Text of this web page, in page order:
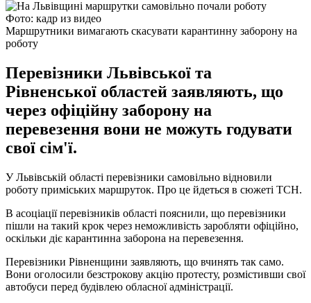
Фото: кадр из видео
Маршрутники вимагають скасувати карантинну заборону на
роботу
Перевізники Львівської та
Рівненської областей заявляють, що
через офіційну заборону на
перевезення вони не можуть годувати
свої сім'ї.
У Львівській області перевізники самовільно відновили
роботу приміських маршруток. Про це йдеться в сюжеті ТСН.
В асоціації перевізників області пояснили, що перевізники
пішли на такий крок через неможливість заробляти офіційно,
оскільки діє карантинна заборона на перевезення.
Перевізники Рівненщини заявляють, що вчинять так само.
Вони оголосили безстрокову акцію протесту, розмістивши свої
автобуси перед будівлею обласної адміністрації.